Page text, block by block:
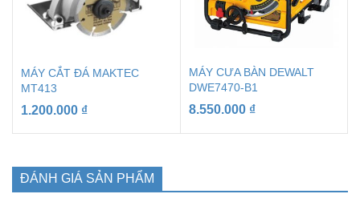
MÁY CẮT ĐÁ MAKTEC
MT413
1.200.000 ₫
MÁY CƯA BÀN DEWALT
DWE7470-B1
8.550.000 ₫
ĐÁNH GIÁ SẢN PHẨM